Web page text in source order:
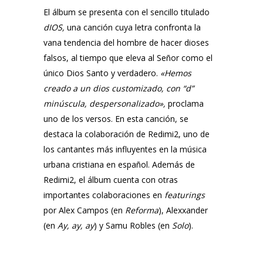
El álbum se presenta con el sencillo titulado
dIOS, una canción cuya letra confronta la
vana tendencia del hombre de hacer dioses
falsos, al tiempo que eleva al Señor como el
único Dios Santo y verdadero. «Hemos
creado a un dios customizado, con “d”
minúscula, despersonalizado», proclama
uno de los versos. En esta canción, se
destaca la colaboración de Redimi2, uno de
los cantantes más influyentes en la música
urbana cristiana en español. Además de
Redimi2, el álbum cuenta con otras
importantes colaboraciones en featurings
porAlex Campos (en Reforma), Alexxander
(en Ay, ay, ay) y Samu Robles (en Solo).